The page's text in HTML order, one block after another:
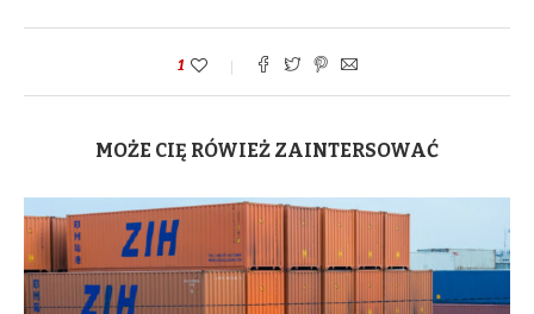
1
MOŻE CIĘ RÓWIEŻ ZAINTERSOWAĆ